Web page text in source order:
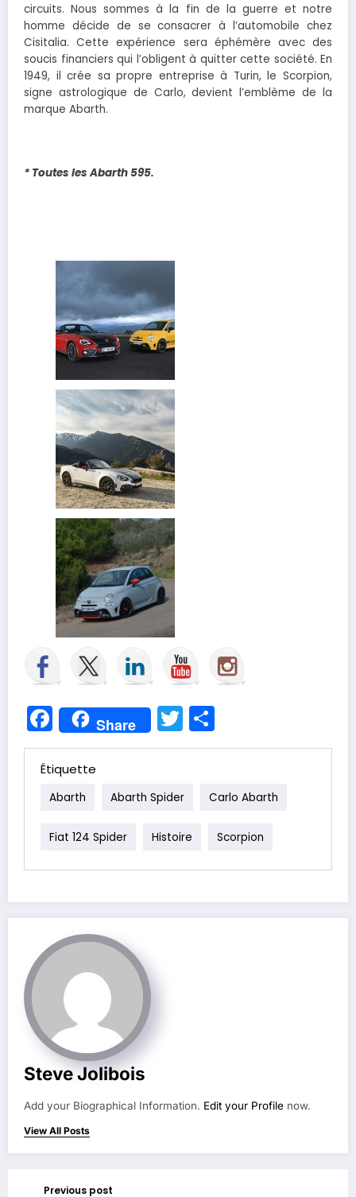
circuits. Nous sommes à la fin de la guerre et notre
homme décide de se consacrer à l’automobile chez
Cisitalia. Cette expérience sera éphémère avec des
soucis financiers qui l’obligent à quitter cette société. En
1949, il crée sa propre entreprise à Turin, le Scorpion,
signe astrologique de Carlo, devient l’emblème de la
marque Abarth.
* Toutes les Abarth 595.
Facebook
Share Twitter
Étiquette
Abarth Abarth Spider Carlo Abarth
Fiat 124 Spider Histoire Scorpion
Steve Jolibois
Add your Biographical Information. Edit your Profile now.
View All Posts
Previous post